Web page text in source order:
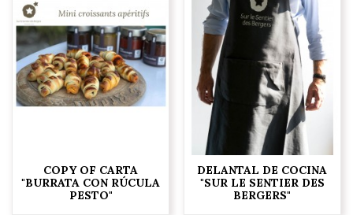
COPY OF CARTA
"BURRATA CON RÚCULA
PESTO"
DELANTAL DE COCINA
"SUR LE SENTIER DES
BERGERS"